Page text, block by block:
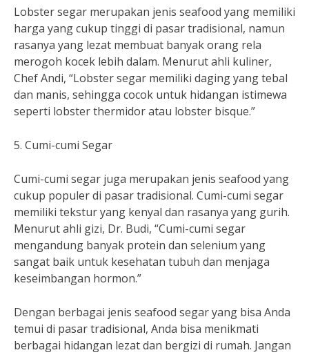
Lobster segar merupakan jenis seafood yang memiliki
harga yang cukup tinggi di pasar tradisional, namun
rasanya yang lezat membuat banyak orang rela
merogoh kocek lebih dalam. Menurut ahli kuliner,
Chef Andi, “Lobster segar memiliki daging yang tebal
dan manis, sehingga cocok untuk hidangan istimewa
seperti lobster thermidor atau lobster bisque.”
5. Cumi-cumi Segar
Cumi-cumi segar juga merupakan jenis seafood yang
cukup populer di pasar tradisional. Cumi-cumi segar
memiliki tekstur yang kenyal dan rasanya yang gurih.
Menurut ahli gizi, Dr. Budi, “Cumi-cumi segar
mengandung banyak protein dan selenium yang
sangat baik untuk kesehatan tubuh dan menjaga
keseimbangan hormon.”
Dengan berbagai jenis seafood segar yang bisa Anda
temui di pasar tradisional, Anda bisa menikmati
berbagai hidangan lezat dan bergizi di rumah. Jangan